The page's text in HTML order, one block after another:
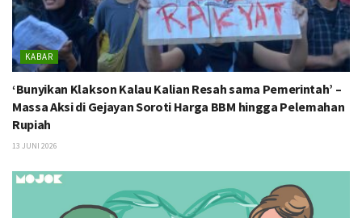
KABAR
‘Bunyikan Klakson Kalau Kalian Resah sama Pemerintah’ –
Massa Aksi di Gejayan Soroti Harga BBM hingga Pelemahan
Rupiah
13 JUNI 2026